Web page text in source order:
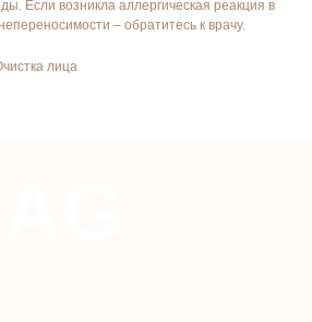
Если возникла аллергическая реакция в
– обратитесь к врачу.
лица
To'qimachilik
Bolalar uchun